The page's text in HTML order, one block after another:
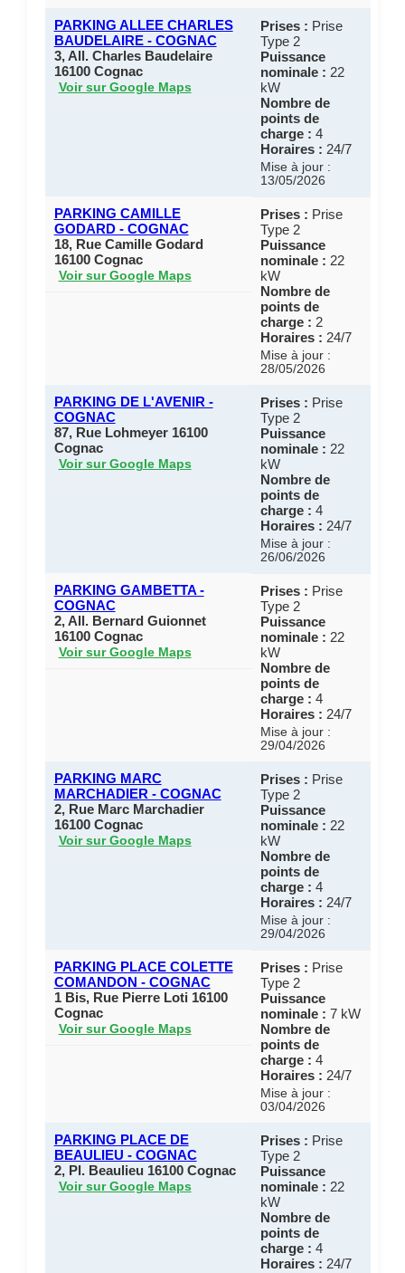
PARKING ALLEE CHARLES
BAUDELAIRE - COGNAC
3, All. Charles Baudelaire
16100 Cognac
Voir sur Google Maps
Prises : Prise
Type 2
Puissance
nominale : 22
kW
Nombre de
points de
charge : 4
Horaires : 24/7
Mise à jour :
13/05/2026
PARKING CAMILLE
GODARD - COGNAC
18, Rue Camille Godard
16100 Cognac
Voir sur Google Maps
Prises : Prise
Type 2
Puissance
nominale : 22
kW
Nombre de
points de
charge : 2
Horaires : 24/7
Mise à jour :
28/05/2026
PARKING DE L'AVENIR -
COGNAC
87, Rue Lohmeyer 16100
Cognac
Voir sur Google Maps
Prises : Prise
Type 2
Puissance
nominale : 22
kW
Nombre de
points de
charge : 4
Horaires : 24/7
Mise à jour :
26/06/2026
PARKING GAMBETTA -
COGNAC
2, All. Bernard Guionnet
16100 Cognac
Voir sur Google Maps
Prises : Prise
Type 2
Puissance
nominale : 22
kW
Nombre de
points de
charge : 4
Horaires : 24/7
Mise à jour :
29/04/2026
PARKING MARC
MARCHADIER - COGNAC
2, Rue Marc Marchadier
16100 Cognac
Voir sur Google Maps
Prises : Prise
Type 2
Puissance
nominale : 22
kW
Nombre de
points de
charge : 4
Horaires : 24/7
Mise à jour :
29/04/2026
PARKING PLACE COLETTE
COMANDON - COGNAC
1 Bis, Rue Pierre Loti 16100
Cognac
Voir sur Google Maps
Prises : Prise
Type 2
Puissance
nominale : 7 kW
Nombre de
points de
charge : 4
Horaires : 24/7
Mise à jour :
03/04/2026
PARKING PLACE DE
BEAULIEU - COGNAC
2, Pl. Beaulieu 16100 Cognac
Voir sur Google Maps
Prises : Prise
Type 2
Puissance
nominale : 22
kW
Nombre de
points de
charge : 4
Horaires : 24/7